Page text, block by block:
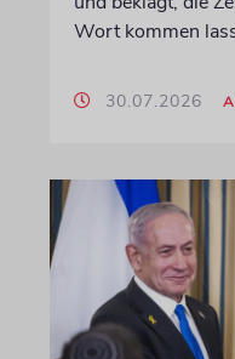
Wort kommen
30.07.2026